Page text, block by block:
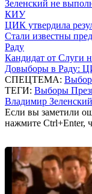
Зеленский не
КИУ
ЦИК утвердила
Стали известны
Раду
Кандидат от Слуги
Довыборы в Раду:
СПЕЦТЕМА:
ТЕГИ: Выборы
Владимир Зеленский
Если вы заметили
нажмите Ctrl+Enter,